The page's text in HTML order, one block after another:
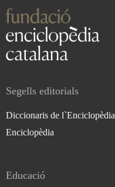
Segells editorials
Diccionaris de l`Enciclopèdia
Enciclopèdia
Educació